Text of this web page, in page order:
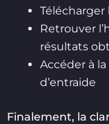
Retrouver
résultats
Accéder à
d’entraide
Finalement, la